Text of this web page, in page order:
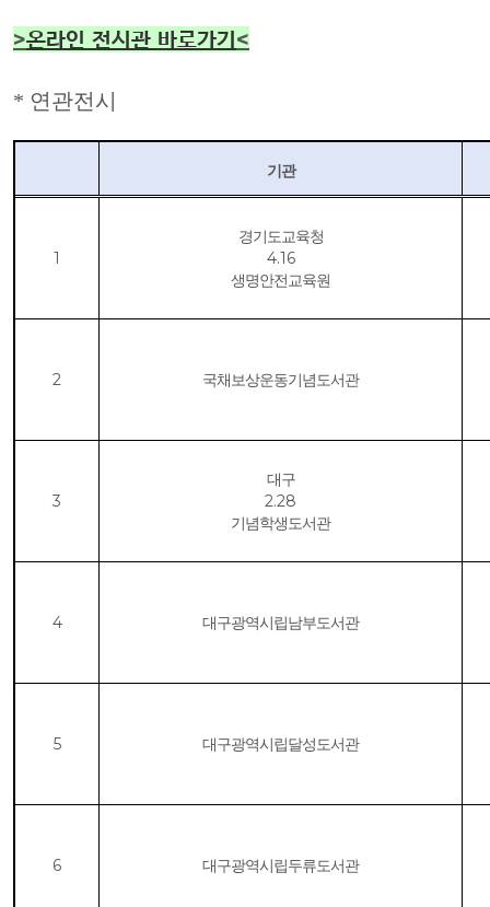
>온라인 전시관 바로가기<
* 연관전시
기관
1
경기도교육청
4.16
생명안전교육원
2 국채보상운동기념도서관
3
대구
2.28
기념학생도서관
4 대구광역시립남부도서관
5 대구광역시립달성도서관
6 대구광역시립두류도서관